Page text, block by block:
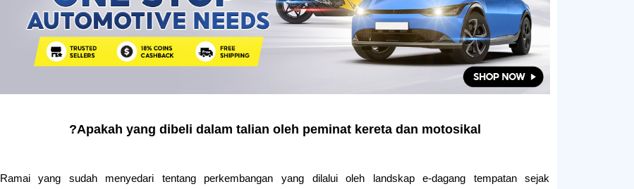
Apakah yang dibeli dalam talian oleh peminat kereta dan motosikal?
Ramai yang sudah menyedari tentang perkembangan yang dilalui oleh landskap e-dagang tempatan sejak